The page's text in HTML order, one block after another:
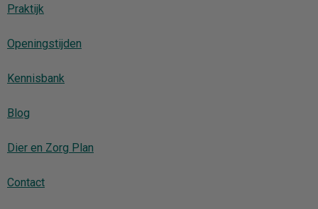
Praktijk
Openingstijden
Kennisbank
Blog
Dier en Zorg Plan
Contact